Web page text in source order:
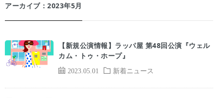
アーカイブ：2023年5月
2023.05.01 新着ニュース
【新規公演情報】ラッパ屋 第48回公演『ウェル
カム・トゥ・ホープ』